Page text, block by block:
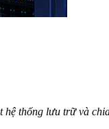
hệ thống lưu trữ và